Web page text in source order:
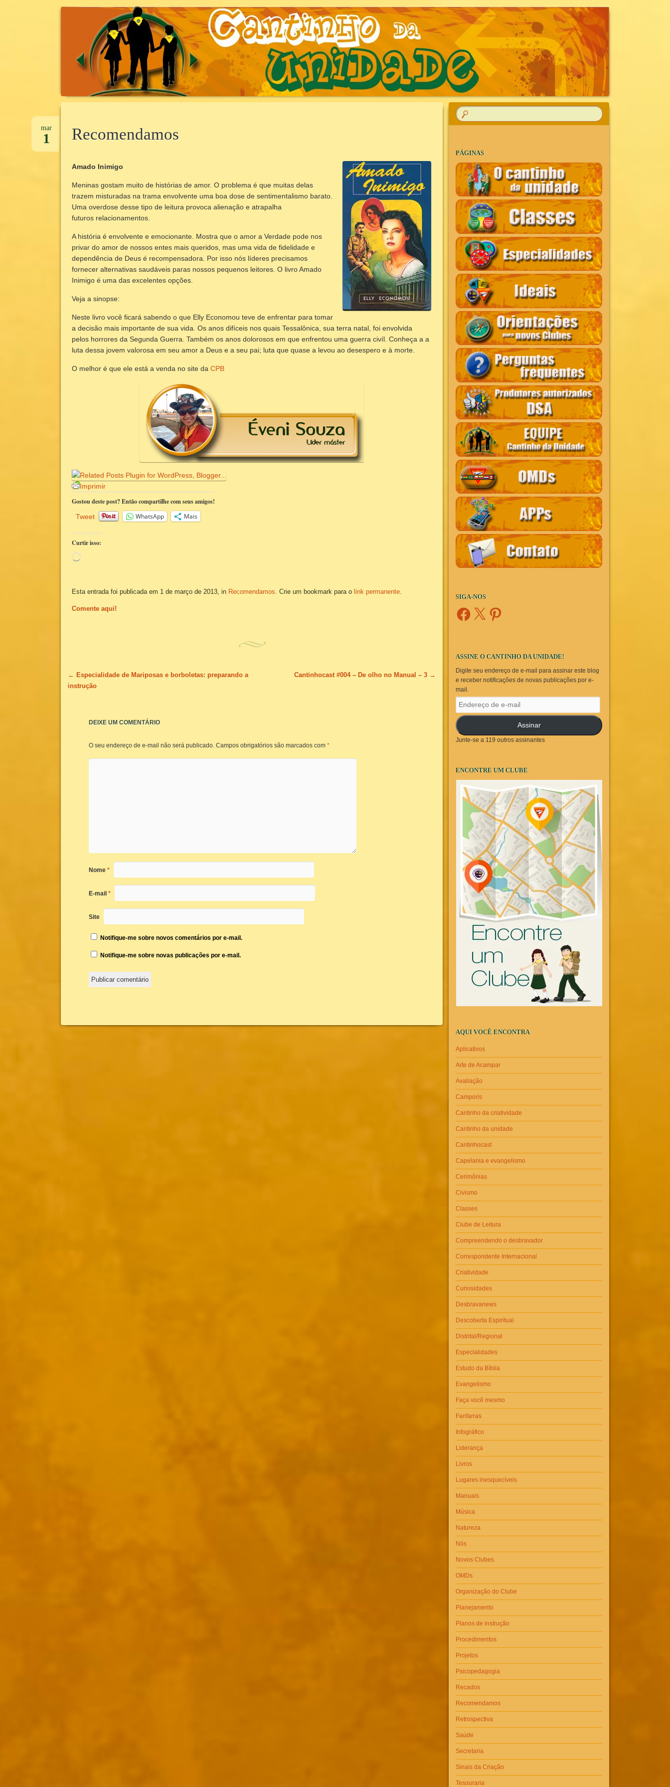
CANTINHODAUNIDADE.COM.BR
CANTINHO DA UNIDADE
Recomendamos
mar
1
Amado Inimigo
Meninas gostam muito de histórias de amor. O problema é que muitas delas
trazem misturadas na trama envolvente uma boa dose de sentimentalismo barato.
Uma overdose desse tipo de leitura provoca alienação e atrapalha
futuros relacionamentos.
A história é envolvente e emocionante. Mostra que o amor a Verdade pode nos
privar do amor de nossos entes mais queridos, mas uma vida de fidelidade e
dependência de Deus é recompensadora. Por isso nós líderes precisamos
fornecer alternativas saudáveis paras nossos pequenos leitores. O livro Amado
Inimigo é uma das excelentes opções.
Veja a sinopse:
Neste livro você ficará sabendo o que Elly Economou teve de enfrentar para tomar
a decisão mais importante de sua vida. Os anos difíceis nos quais Tessalônica, sua terra natal, foi envolvida
pelos horrores da Segunda Guerra. Também os anos dolorosos em que enfrentou uma guerra civíl. Conheça a a
luta dessa jovem valorosa em seu amor a Deus e a seu pai; luta que quase a levou ao desespero e à morte.
O melhor é que ele está a venda no site daCPB
Imprimir
Gostou deste post? Então compartilhe com seus amigos!
Tweet WhatsApp Mais
Curtir isso:
Carregando...
Esta entrada foi publicada em 1 de março de 2013, in Recomendamos . Crie um bookmark para o link permanente
Comente aqui!
Navegação de posts
← Especialidade de Mariposas e borboletas: preparando a
instrução
Cantinhocast #004 – De olho no Manual – 3 →
DEIXE UM COMENTÁRIO
O seu endereço de e-mail não será publicado. Campos obrigatórios são marcados com *
Nome *
E-mail *
Site
Notifique-me sobre novos comentários por e-mail.
Notifique-me sobre novas publicações por e-mail.
PÁGINAS
SIGA-NOS
Facebook
X Pinterest
ASSINE O CANTINHO DA UNIDADE!
Digite seu endereço de e-mail para assinar este blog
e receber notificações de novas publicações por e-
mail.
Endereço
de
e-
mail
Assinar
Junte-se a 119 outros assinantes
ENCONTRE UM CLUBE
AQUI VOCÊ ENCONTRA
Aplicativos
Arte de Acampar
Avaliação
Camporis
Cantinho da criatividade
Cantinho da unidade
Cantinhocast
Capelania e evangelismo
Cerimônias
Civismo
Classes
Clube de Leitura
Compreendendo o desbravador
Correspondente Internacional
Criatividade
Curiosidades
Desbravanews
Descoberta Espiritual
Distrital/Regional
Especialidades
Estudo da Bíblia
Evangelismo
Faça você mesmo
Fanfarras
Infográfico
Liderança
Livros
Lugares inesquecíveis
Manuais
Música
Natureza
Nós
Novos Clubes
OMDs
Organização do Clube
Planejamento
Planos de instrução
Procedimentos
Projetos
Psicopedagogia
Recados
Recomendamos
Retrospectiva
Saúde
Secretaria
Sinais da Criação
Tesouraria